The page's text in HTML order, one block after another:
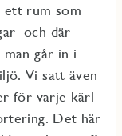
ett rum som
och där
går in i
Vi satt även
för varje kärl
Det här